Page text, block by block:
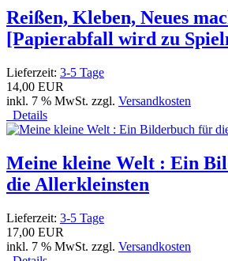
Reißen, Kleben, Neues
[Papierabfall wird zu
Lieferzeit: 3-5 Tage
14,00 EUR
inkl. 7 % MwSt. zzgl. Versandkosten
Details
Meine kleine Welt : Ein
die Allerkleinsten
Lieferzeit: 3-5 Tage
17,00 EUR
inkl. 7 % MwSt. zzgl. Versandkosten